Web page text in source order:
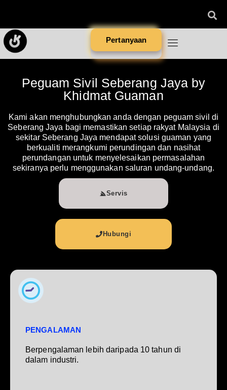
Pertanyaan
Peguam Sivil Seberang Jaya by
Khidmat Guaman
Kami akan menghubungkan anda dengan peguam sivil di
Seberang Jaya bagi memastikan setiap rakyat Malaysia di
sekitar Seberang Jaya mendapat solusi guaman yang
berkualiti merangkumi perundingan dan nasihat
perundangan untuk menyelesaikan permasalahan
sekiranya perlu menggunakan saluran undang-undang.
Servis
Hubungi
PENGALAMAN
Berpengalaman lebih daripada 10 tahun di
dalam industri.